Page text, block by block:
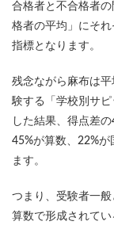
合格者と不合格者
格者の平均」にそ
指標となります。
残念ながら麻布は
験する「学校別サ
した結果、得点差
45%が算数、22%
ます。
つまり、受験者一
算数で形成されてい